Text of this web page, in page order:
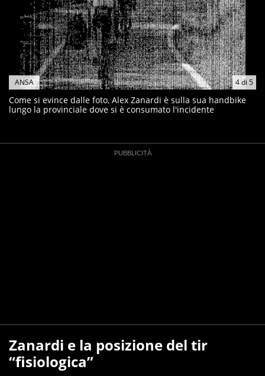
4di 5
ANSA
Come si evince dalle foto, Alex Zanardi è sulla sua handbike
lungo la provinciale dove si è consumato l'incidente
Zanardi e la posizione del tir
“fisiologica”